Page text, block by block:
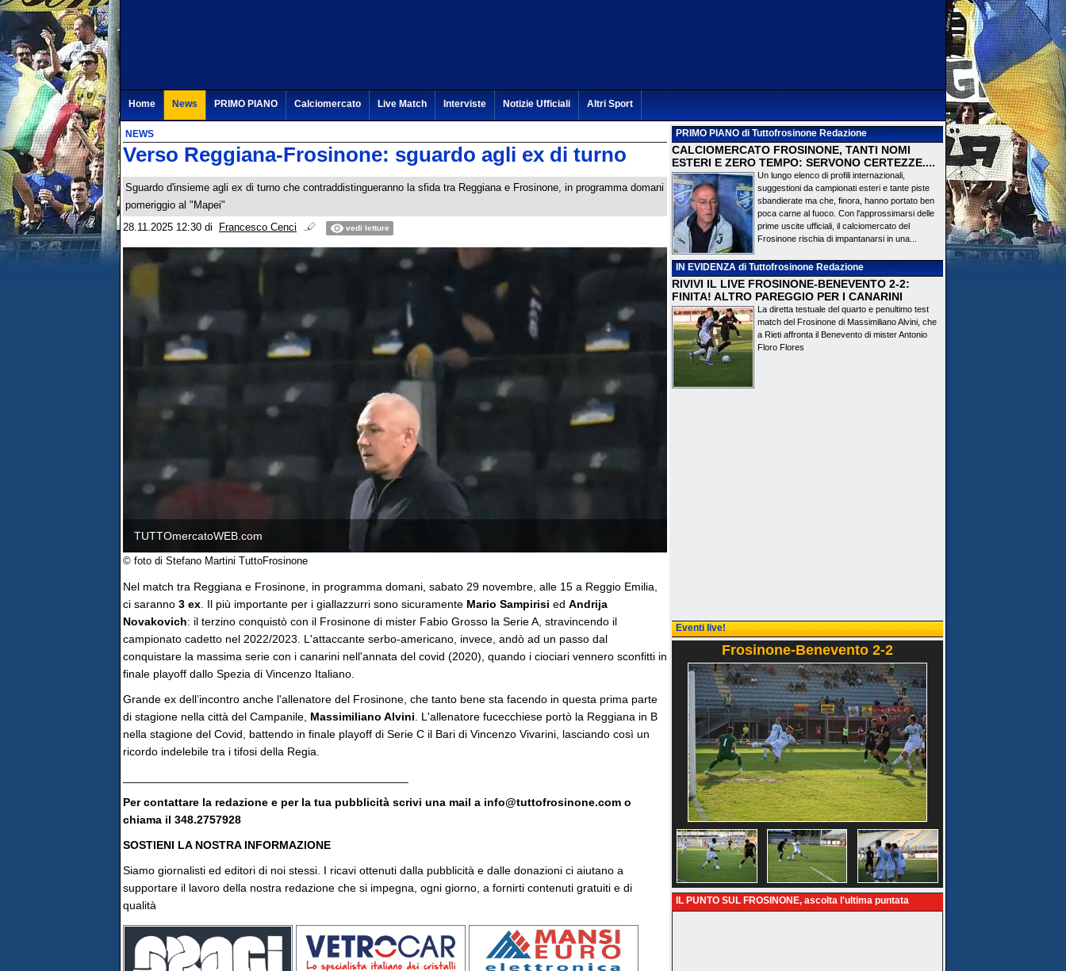
Home News PRIMO PIANO Calciomercato Live Match Interviste Notizie Ufficiali Altri Sport
NEWS
Verso Reggiana-Frosinone: sguardo agli ex di turno
Sguardo d'insieme agli ex di turno che contraddistingueranno la sfida tra Reggiana e Frosinone, in programma domani
pomeriggio al "Mapei"
28.11.2025 12:30 di Francesco Cenci vedi letture
TUTTOmercatoWEB.com
© foto di Stefano Martini TuttoFrosinone
Nel match tra Reggiana e Frosinone, in programma domani, sabato 29 novembre, alle 15 a Reggio Emilia,
ci saranno 3 ex . Il più importante per i giallazzurri sono sicuramente Mario Sampirisi ed Andrija
Novakovich: il terzino conquistò con il Frosinone di mister Fabio Grosso la Serie A, stravincendo il
campionato cadetto nel 2022/2023. L'attaccante serbo-americano, invece, andò ad un passo dal
conquistare la massima serie con i canarini nell'annata del covid (2020), quando i ciociari vennero sconfitti in
finale playoff dallo Spezia di Vincenzo Italiano.
Grande ex dell’incontro anche l'allenatore del Frosinone, che tanto bene sta facendo in questa prima parte
di stagione nella città del Campanile, Massimiliano Alvini . L'allenatore fucecchiese portò la Reggiana in B
nella stagione del Covid, battendo in finale playoff di Serie C il Bari di Vincenzo Vivarini, lasciando così un
ricordo indelebile tra i tifosi della Regia.
Per contattare la redazione e per la tua pubblicità scrivi una mail a info@tuttofrosinone.com o
chiama il 348.2757928
SOSTIENI LA NOSTRA INFORMAZIONE
Siamo giornalisti ed editori di noi stessi. I ricavi ottenuti dalla pubblicità e dalle donazioni ci aiutano a
supportare il lavoro della nostra redazione che si impegna, ogni giorno, a fornirti contenuti gratuiti e di
qualità
PRIMO PIANOdi Tuttofrosinone Redazione
CALCIOMERCATO FROSINONE, TANTI NOMI
ESTERI E ZERO TEMPO: SERVONO CERTEZZE....
Un lungo elenco di profili internazionali,
suggestioni da campionati esteri e tante piste
sbandierate ma che, finora, hanno portato ben
poca carne al fuoco. Con l'approssimarsi delle
prime uscite ufficiali, il calciomercato del
Frosinone rischia di impantanarsi in una...
IN EVIDENZAdi Tuttofrosinone Redazione
RIVIVI IL LIVE FROSINONE-BENEVENTO 2-2:
FINITA! ALTRO PAREGGIO PER I CANARINI
La diretta testuale del quarto e penultimo test
match del Frosinone di Massimiliano Alvini, che
a Rieti affronta il Benevento di mister Antonio
Floro Flores
Eventi live!
Frosinone-Benevento 2-2
IL PUNTO SUL FROSINONE, ascolta l'ultima puntata